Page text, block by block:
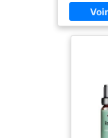
d'orange
- notre
être